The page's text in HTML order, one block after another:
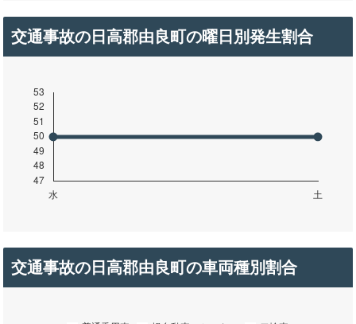
交通事故の日高郡由良町の曜日別発生割合
交通事故の日高郡由良町の車両種別割合